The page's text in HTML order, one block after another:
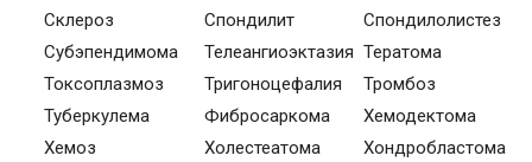
Склероз
Спондилит
Спондилолистез
Субэпендимома
Телеангиоэктазия Тератома
Токсоплазмоз
Тригоноцефалия
Тромбоз
Туберкулема
Фибросаркома
Хемодектома
Хемоз
Холестеатома
Хондробластома